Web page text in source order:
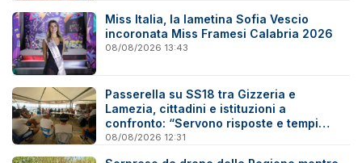
Miss Italia, la lametina Sofia Vescio
incoronata Miss Framesi Calabria 2026
08/08/2026 13:43
Passerella su SS18 tra Gizzeria e
Lamezia, cittadini e istituzioni a
confronto: “Servono risposte e tempi
certi”
08/08/2026 12:31